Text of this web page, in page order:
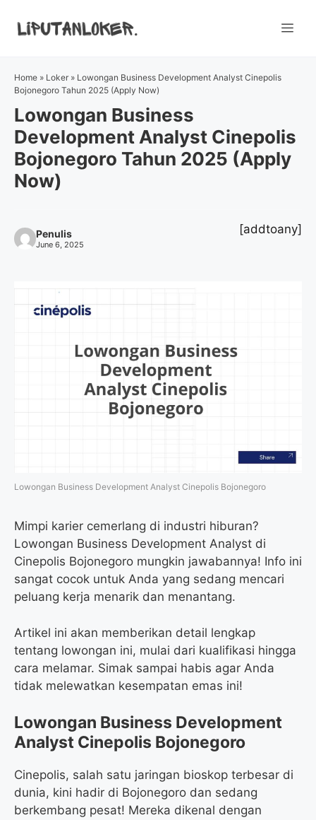
Home » Loker » Lowongan Business Development Analyst Cinepolis
Bojonegoro Tahun 2025 (Apply Now)
Lowongan Business
Development Analyst Cinepolis
Bojonegoro Tahun 2025 (Apply
Now)
Penulis
June 6, 2025
[addtoany]
Lowongan Business Development Analyst Cinepolis Bojonegoro
Mimpi karier cemerlang di industri hiburan?
Lowongan Business Development Analyst di
Cinepolis Bojonegoro mungkin jawabannya! Info ini
sangat cocok untuk Anda yang sedang mencari
peluang kerja menarik dan menantang.
Artikel ini akan memberikan detail lengkap
tentang lowongan ini, mulai dari kualifikasi hingga
cara melamar. Simak sampai habis agar Anda
tidak melewatkan kesempatan emas ini!
Lowongan Business Development
Analyst Cinepolis Bojonegoro
Cinepolis, salah satu jaringan bioskop terbesar di
dunia, kini hadir di Bojonegoro dan sedang
berkembang pesat! Mereka dikenal dengan